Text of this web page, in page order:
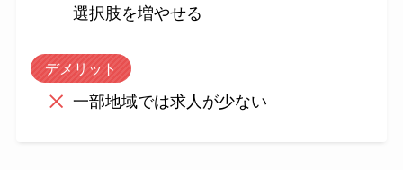
選択肢を増やせる
デメリット
一部地域では求人が少ない